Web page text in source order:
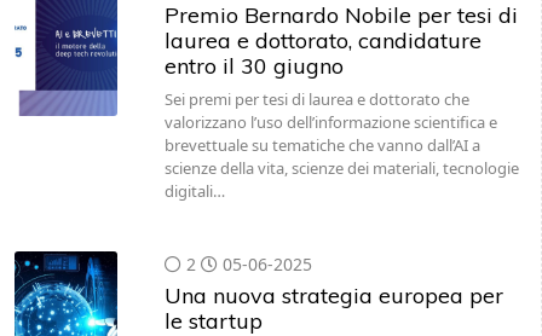
Premio Bernardo Nobile per tesi di
laurea e dottorato, candidature
entro il 30 giugno
Sei premi per tesi di laurea e dottorato che
valorizzano l’uso dell’informazione scientifica e
brevettuale su tematiche che vanno dall’AI a
scienze della vita, scienze dei materiali, tecnologie
digitali…
2 05-06-2025
Una nuova strategia europea per
le startup